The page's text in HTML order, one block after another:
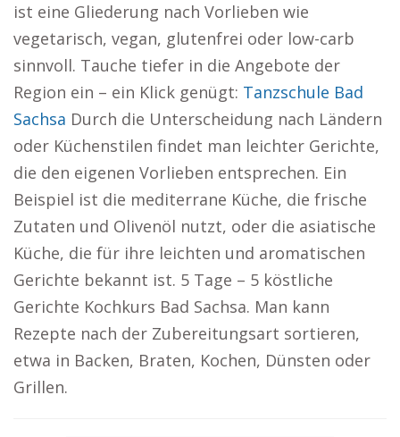
ist eine Gliederung nach Vorlieben wie
vegetarisch, vegan, glutenfrei oder low-carb
sinnvoll. Tauche tiefer in die Angebote der
Region ein – ein Klick genügt: Tanzschule Bad
Sachsa Durch die Unterscheidung nach Ländern
oder Küchenstilen findet man leichter Gerichte,
die den eigenen Vorlieben entsprechen. Ein
Beispiel ist die mediterrane Küche, die frische
Zutaten und Olivenöl nutzt, oder die asiatische
Küche, die für ihre leichten und aromatischen
Gerichte bekannt ist. 5 Tage – 5 köstliche
Gerichte Kochkurs Bad Sachsa. Man kann
Rezepte nach der Zubereitungsart sortieren,
etwa in Backen, Braten, Kochen, Dünsten oder
Grillen.